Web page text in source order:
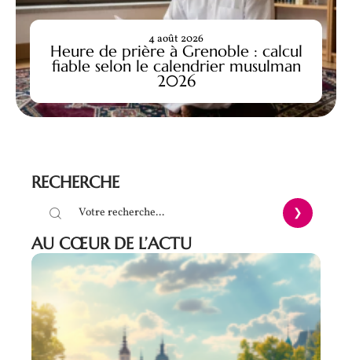
Heure de prière à Grenoble : calcul
fiable selon le calendrier musulman
2026
4 août 2026
RECHERCHE
AU CŒUR DE L’ACTU